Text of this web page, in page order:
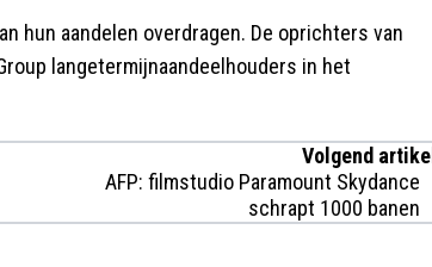
hun aandelen overdragen. De oprichters van
langetermijnaandeelhouders in het
Volgend artikel
AFP: filmstudio Paramount Skydance
schrapt 1000 banen